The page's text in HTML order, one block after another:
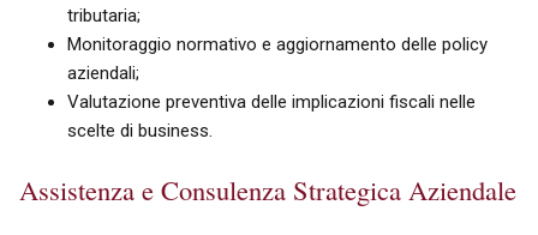
tributaria;
Monitoraggio normativo e aggiornamento delle policy
aziendali;
Valutazione preventiva delle implicazioni fiscali nelle
scelte di business.
Assistenza e Consulenza Strategica Aziendale